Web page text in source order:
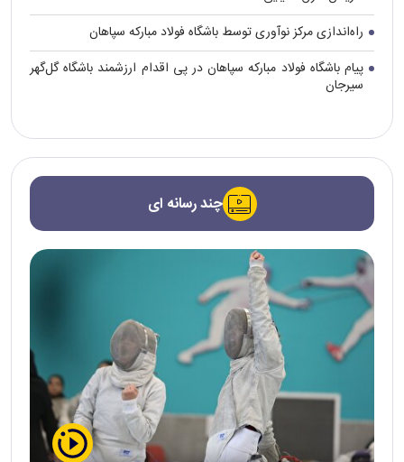
راه‌اندازی مرکز نوآوری توسط باشگاه فولاد مبارکه سپاهان
پیام باشگاه فولاد مبارکه سپاهان در پی اقدام ارزشمند باشگاه گل‌گهر
سیرجان
چند رسانه ای